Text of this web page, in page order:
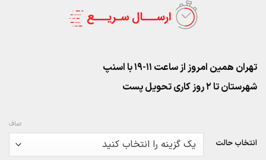
تهران همین امروز از ساعت ۱۱-۱۹ با اسنپ
شهرستان تا 2 روز کاری تحویل پست
انتخاب حالت
صاف